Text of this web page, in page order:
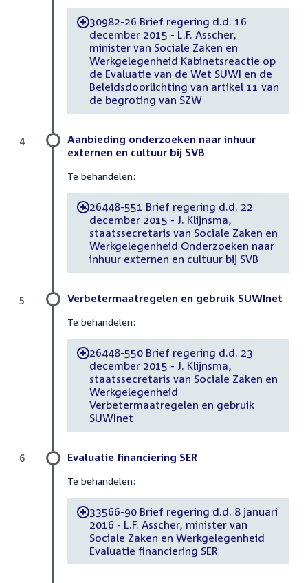
-30982-26 Brief regering d.d. 16
december 2015 - L.F. Asscher,
minister van Sociale Zaken en
Werkgelegenheid Kabinetsreactie op
de Evaluatie van de Wet SUWI en de
Beleidsdoorlichting van artikel 11 van
de begroting van SZW
Aanbieding onderzoeken naar inhuur
externen en cultuur bij SVB
Te behandelen:
-26448-551 Brief regering d.d. 22
december 2015 - J. Klijnsma,
staatssecretaris van Sociale Zaken en
Werkgelegenheid Onderzoeken naar
inhuur externen en cultuur bij SVB
4
Verbetermaatregelen en gebruik SUWInet
Te behandelen:
-26448-550 Brief regering d.d. 23
december 2015 - J. Klijnsma,
staatssecretaris van Sociale Zaken en
Werkgelegenheid
Verbetermaatregelen en gebruik
SUWInet
5
Evaluatie financiering SER
Te behandelen:
-33566-90 Brief regering d.d. 8 januari
2016 - L.F. Asscher, minister van
Sociale Zaken en Werkgelegenheid
Evaluatie financiering SER
6